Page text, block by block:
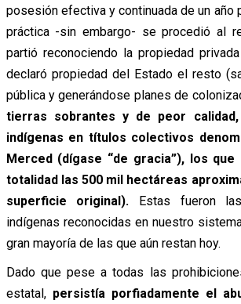
posesión efectiva y continuada de un año
práctica -sin embargo- se procedió al
partió reconociendo la propiedad
declaró propiedad del Estado el resto
pública y generándose planes de
tierras sobrantes y de peor
indígenas en títulos colectivos
Merced (dígase “de gracia”), los
totalidad las 500 mil hectáreas
superficie original). Estas fueron
indígenas reconocidas en nuestro
gran mayoría de las que aún restan hoy.
Dado que pese a todas las
estatal, persistía porfiadamente el